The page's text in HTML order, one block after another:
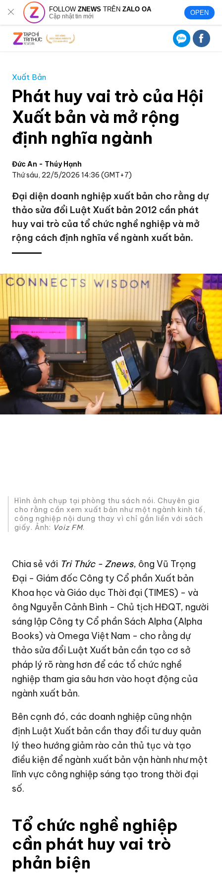
FOLLOWZNEWS TRÊNZALO OA
Cập nhật tin mới OPEN
Xuất Bản
Phát huy vai trò của Hội
Xuất bản và mở rộng
định nghĩa ngành
Đức An - Thúy Hạnh
Thứ sáu, 22/5/2026 14:36 (GMT+7)
Đại diện doanh nghiệp xuất bản cho rằng dự
thảo sửa đổi Luật Xuất bản 2012 cần phát
huy vai trò của tổ chức nghề nghiệp và mở
rộng cách định nghĩa về ngành xuất bản.
Hình ảnh chụp tại phòng thu sách nói. Chuyên gia
cho rằng cần xem xuất bản như một ngành kinh tế,
công nghiệp nội dung thay vì chỉ gắn liền với sách
giấy. Ảnh: Voiz FM.
Chia sẻ với Tri Thức - Znews, ông Vũ Trọng
Đại - Giám đốc Công ty Cổ phần Xuất bản
Khoa học và Giáo dục Thời đại (TIMES) - và
ông Nguyễn Cảnh Bình - Chủ tịch HĐQT, người
sáng lập Công ty Cổ phần Sách Alpha (Alpha
Books) và Omega Việt Nam - cho rằng dự
thảo sửa đổi Luật Xuất bản cần tạo cơ sở
pháp lý rõ ràng hơn để các tổ chức nghề
nghiệp tham gia sâu hơn vào hoạt động của
ngành xuất bản.
Bên cạnh đó, các doanh nghiệp cũng nhận
định Luật Xuất bản cần thay đổi tư duy quản
lý theo hướng giảm rào cản thủ tục và tạo
điều kiện để ngành xuất bản vận hành như một
lĩnh vực công nghiệp sáng tạo trong thời đại
số.
Tổ chức nghề nghiệp
cần phát huy vai trò
phản biện